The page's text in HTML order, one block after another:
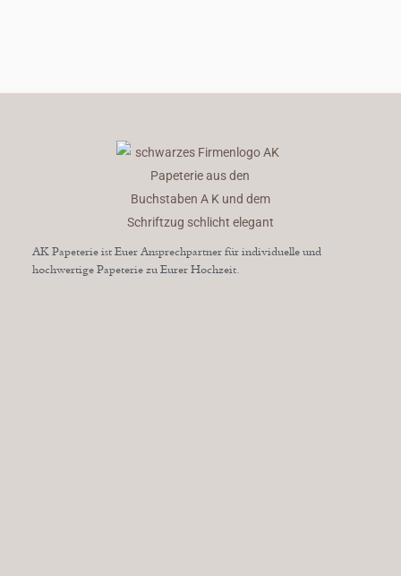
AK Papeterie ist Euer Ansprechpartner für individuelle und
hochwertige Papeterie zu Eurer Hochzeit.